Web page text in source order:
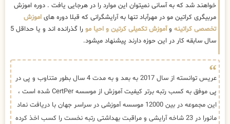
خواهند شد که به آسانی نمیتوان این موارد را در هرجایی یافت . دوره اموزش
مربیگری کراتین مو در مهرآباد تنها به آرایشگرانی که قبلا دوره های اموزش
تخصصی کراتینه وآموزش تکمیلی کرتین و احیا مو
را گذرانده اند و یا حداقل 5
سال سابقه کار در این حوزه دارند پیشنهاد میشود.
عریس توانسته از سال 2017 به بعد و به مدت 4 سال بطور متناوب و پی در
پی موفق به کسب رتبه برتر کیفیت آموزش از موسسه CertPer شده است ،
این مجموعه در بین 12000 موسسه آموزشی در سراسر جهان با دریافت نماد
مانورا در 23 شاخه آرایشی و مراقبت بهداشتی رتبه نخست را کسب اخذ کرده